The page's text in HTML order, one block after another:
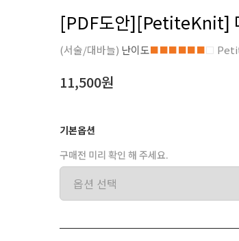
[PDF도안][PetiteKnit]
(서술/대바늘) 난이도■■■■■■□
11,500원
기본옵션
구매전 미리 확인 해 주세요.